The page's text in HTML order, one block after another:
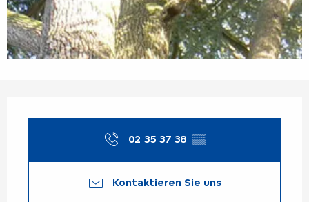
02 35 37 38 ▒▒
Kontaktieren Sie uns